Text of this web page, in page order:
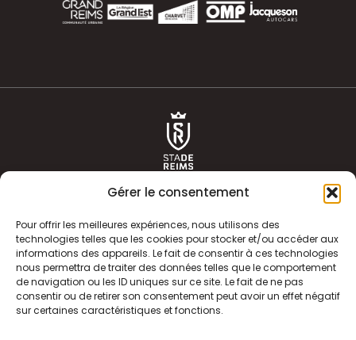
Gérer le consentement
Pour offrir les meilleures expériences, nous utilisons des
technologies telles que les cookies pour stocker et/ou accéder aux
informations des appareils. Le fait de consentir à ces technologies
nous permettra de traiter des données telles que le comportement
de navigation ou les ID uniques sur ce site. Le fait de ne pas
consentir ou de retirer son consentement peut avoir un effet négatif
sur certaines caractéristiques et fonctions.
ACTUALITÉS
CLUB
HISTOIRE
ÉQUIPE PREMIERE